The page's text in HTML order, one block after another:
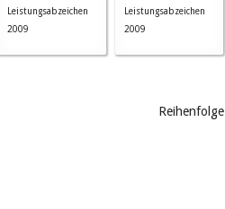
Leistungsabzeichen
2009
Leistungsabzeichen
2009
Reihenfolge